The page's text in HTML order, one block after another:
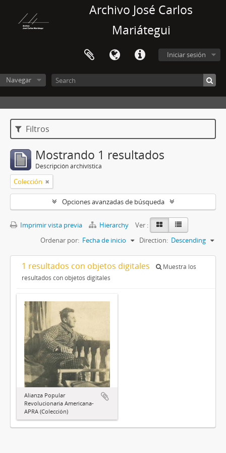
Archivo José Carlos
Mariátegui
Iniciar sesión
Navegar
Filtros
Mostrando 1 resultados
Descripción archivística
Colección
Opciones avanzadas de búsqueda
Imprimir vista previa Hierarchy
Ver :
Ordenar por: Fecha de inicio Direction: Descending
1 resultados con objetos digitales
Muestra los
resultados con objetos digitales
Alianza Popular
Revolucionaria Americana-
APRA (Colección)